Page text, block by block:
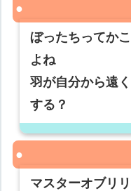
ぼったちってか
よね
羽が自分から遠
する？
マスターオブリ